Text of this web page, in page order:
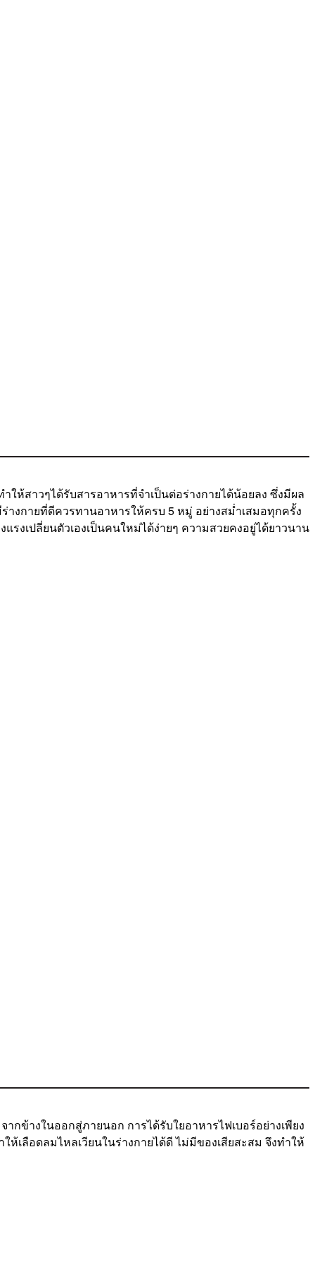
ห้สาวๆได้รับสารอาหารที่จำเป็นต่อร่างกายได้น้อยลง ซึ่งมีผล
งกายที่ดีควรทานอาหารให้ครบ 5 หมู่ อย่างสม่ำเสมอทุกครั้ง
รงเปลี่ยนตัวเองเป็นคนใหม่ได้ง่ายๆ ความสวยคงอยู่ได้ยาวนาน
ข้างในออกสู่ภายนอก การได้รับใยอาหารไฟเบอร์อย่างเพียง
เลือดลมไหลเวียนในร่างกายได้ดี ไม่มีของเสียสะสม จึงทำให้